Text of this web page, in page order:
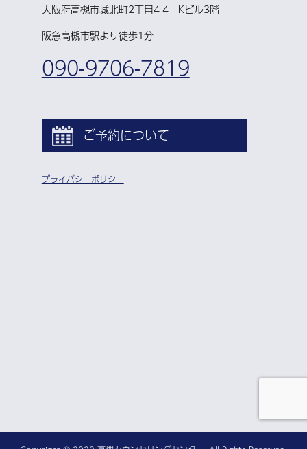
大阪府高槻市城北町2丁目4-4 Kビル3階
阪急高槻市駅より徒歩1分
090-9706-7819
ご予約について
プライバシーポリシー